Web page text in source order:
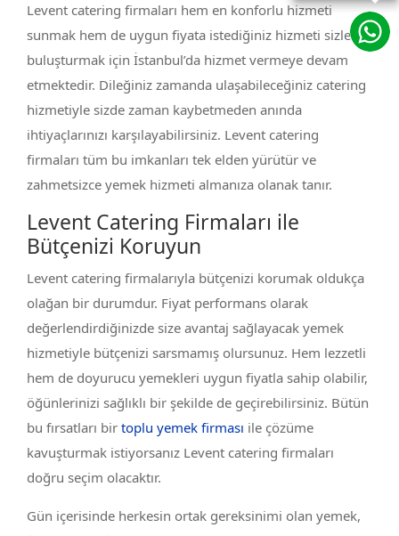
Levent catering firmaları hem en konforlu hizmeti
sunmak hem de uygun fiyata istediğiniz hizmeti sizlerle
buluşturmak için İstanbul’da hizmet vermeye devam
etmektedir. Dileğiniz zamanda ulaşabileceğiniz catering
hizmetiyle sizde zaman kaybetmeden anında
ihtiyaçlarınızı karşılayabilirsiniz. Levent catering
firmaları tüm bu imkanları tek elden yürütür ve
zahmetsizce yemek hizmeti almanıza olanak tanır.
Levent Catering Firmaları ile
Bütçenizi Koruyun
Levent catering firmalarıyla bütçenizi korumak oldukça
olağan bir durumdur. Fiyat performans olarak
değerlendirdiğinizde size avantaj sağlayacak yemek
hizmetiyle bütçenizi sarsmamış olursunuz. Hem lezzetli
hem de doyurucu yemekleri uygun fiyatla sahip olabilir,
öğünlerinizi sağlıklı bir şekilde de geçirebilirsiniz. Bütün
bu fırsatları bir toplu yemek firması ile çözüme
kavuşturmak istiyorsanız Levent catering firmaları
doğru seçim olacaktır.
Gün içerisinde herkesin ortak gereksinimi olan yemek,